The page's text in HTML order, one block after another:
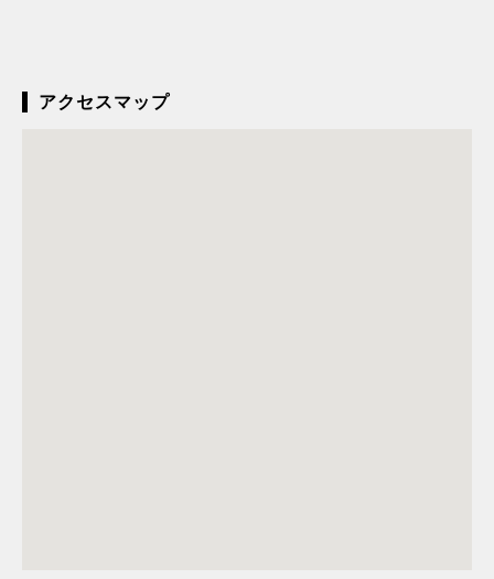
アクセスマップ